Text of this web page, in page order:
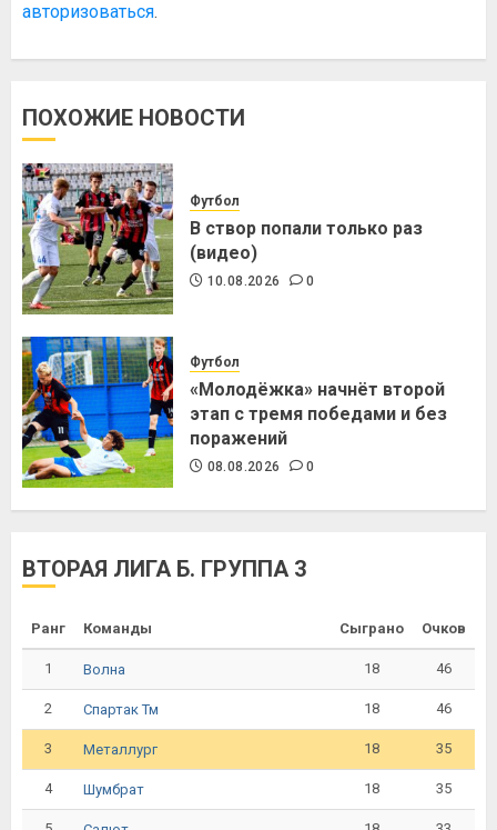
авторизоваться.
ПОХОЖИЕ НОВОСТИ
Футбол
В створ попали только раз
(видео)
10.08.2026 0
Футбол
«Молодёжка» начнёт второй
этап с тремя победами и без
поражений
08.08.2026 0
ВТОРАЯ ЛИГА Б. ГРУППА 3
Ранг Команды Сыграно Очков
1 Волна 18 46
2 Спартак Тм 18 46
3 Металлург 18 35
4 Шумбрат 18 35